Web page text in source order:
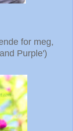
for meg,
Purple')